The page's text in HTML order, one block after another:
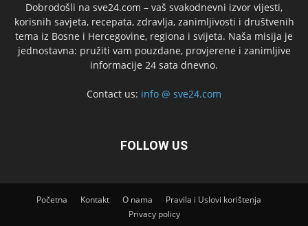
Dobrodošli na sve24.com – vaš svakodnevni izvor vijesti,
korisnih savjeta, recepata, zdravlja, zanimljivosti i društvenih
tema iz Bosne i Hercegovine, regiona i svijeta. Naša misija je
jednostavna: pružiti vam pouzdane, provjerene i zanimljive
informacije 24 sata dnevno.
Contact us: info @ sve24.com
FOLLOW US
Početna Kontakt O nama
Pravila i Uslovi korištenja
Privacy policy